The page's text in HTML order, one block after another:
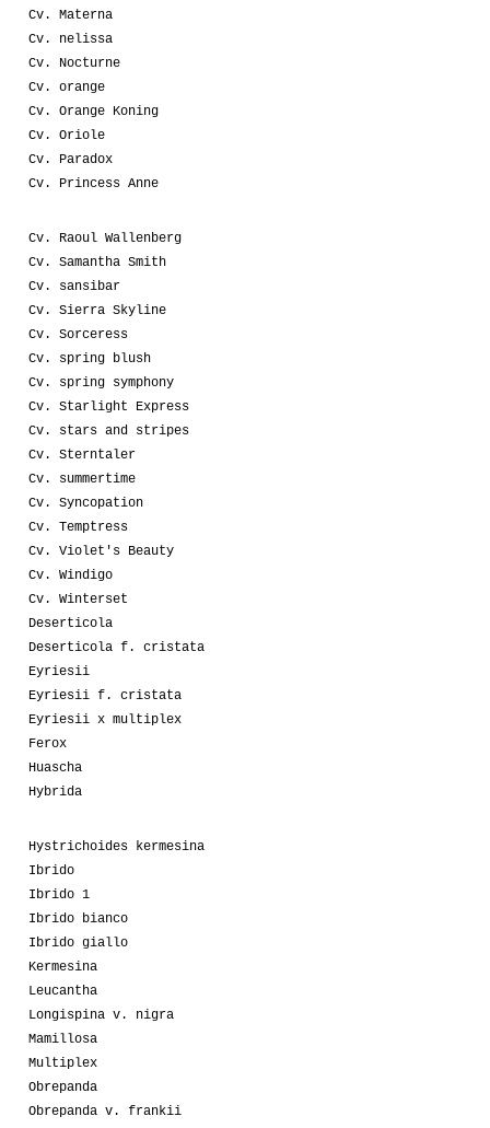
Cv. Materna
Cv. nelissa
Cv. Nocturne
Cv. orange
Cv. Orange Koning
Cv. Oriole
Cv. Paradox
Cv. Princess Anne
Cv. Raoul Wallenberg
Cv. Samantha Smith
Cv. sansibar
Cv. Sierra Skyline
Cv. Sorceress
Cv. spring blush
Cv. spring symphony
Cv. Starlight Express
Cv. stars and stripes
Cv. Sterntaler
Cv. summertime
Cv. Syncopation
Cv. Temptress
Cv. Violet's Beauty
Cv. Windigo
Cv. Winterset
Deserticola
Deserticola f. cristata
Eyriesii
Eyriesii f. cristata
Eyriesii x multiplex
Ferox
Huascha
Hybrida
Hystrichoides kermesina
Ibrido
Ibrido 1
Ibrido bianco
Ibrido giallo
Kermesina
Leucantha
Longispina v. nigra
Mamillosa
Multiplex
Obrepanda
Obrepanda v. frankii